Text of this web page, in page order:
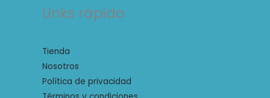
Links rápido
Tienda
Nosotros
Política de privacidad